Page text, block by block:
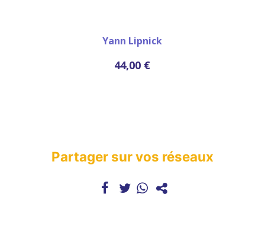
Yann Lipnick
44,00 €
Partager sur vos réseaux